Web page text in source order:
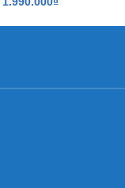
900 x 2.200mm